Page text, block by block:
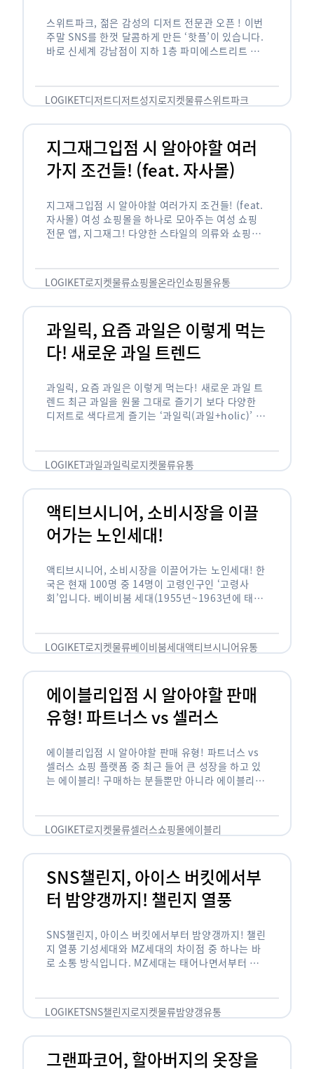
스위트파크, 젊은 감성의 디저트 전문관 오픈 ! 이번
주말 SNS를 한껏 달콤하게 만든 ‘핫플’이 있습니다.
바로 신세계 강남점이 지하 1층 파미에스트리트 분
LOGIKET디저트디저트성지로지켓물류스위트파크
지그재그입점 시 알아야할 여러
가지 조건들! (feat. 자사몰)
지그재그입점 시 알아야할 여러가지 조건들! (feat.
자사몰) 여성 쇼핑몰을 하나로 모아주는 여성 쇼핑
전문 앱, 지그재그! 다양한 스타일의 의류와 쇼핑몰
LOGIKET로지켓물류쇼핑몰온라인쇼핑몰유통
과일릭, 요즘 과일은 이렇게 먹는
다! 새로운 과일 트렌드
과일릭, 요즘 과일은 이렇게 먹는다! 새로운 과일 트
렌드 최근 과일을 원물 그대로 즐기기 보다 다양한
디저트로 색다르게 즐기는 ‘과일릭(과일+holic)’ 트
…
LOGIKET과일과일릭로지켓물류유통
액티브시니어, 소비시장을 이끌
어가는 노인세대!
액티브시니어, 소비시장을 이끌어가는 노인세대! 한
국은 현재 100명 중 14명이 고령인구인 ‘고령사
회’입니다. 베이비붐 세대(1955년~1963년에 태어
오고 있습니다. 하지만 사회가 늙어가는 …
LOGIKET로지켓물류베이비붐세대액티브시니어유통
에이블리입점 시 알아야할 판매
유형! 파트너스 vs 셀러스
에이블리입점 시 알아야할 판매 유형! 파트너스 vs
셀러스 쇼핑 플랫폼 중 최근 들어 큰 성장을 하고 있
는 에이블리! 구매하는 분들뿐만 아니라 에이블리에
LOGIKET로지켓물류셀러스쇼핑몰에이블리
SNS챌린지, 아이스 버킷에서부
터 밤양갱까지! 챌린지 열풍
SNS챌린지, 아이스 버킷에서부터 밤양갱까지! 챌린
지 열풍 기성세대와 MZ세대의 차이점 중 하나는 바
로 소통 방식입니다. MZ세대는 태어나면서부터 디
도 능숙한 …
LOGIKETSNS챌린지로지켓물류밤양갱유통
그랜파코어, 할아버지의 옷장을